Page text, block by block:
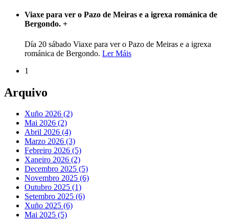
Viaxe para ver o Pazo de Meiras e a igrexa románica de
Bergondo. +
Día 20 sábado Viaxe para ver o Pazo de Meiras e a igrexa
románica de Bergondo. Ler Máis
1
Arquivo
Xuño 2026 (2)
Mai 2026 (2)
Abril 2026 (4)
Marzo 2026 (3)
Febreiro 2026 (5)
Xaneiro 2026 (2)
Decembro 2025 (5)
Novembro 2025 (6)
Outubro 2025 (1)
Setembro 2025 (6)
Xuño 2025 (6)
Mai 2025 (5)